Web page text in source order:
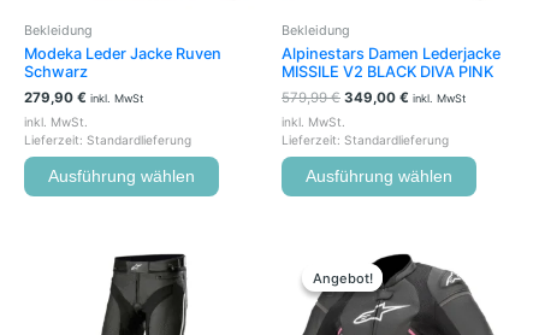
Bekleidung
Modeka Leder Jacke Ruven
Schwarz
279,90 € inkl. MwSt
inkl. MwSt.
Lieferzeit: Standardlieferung
Ausführung wählen
Produktseite
gewählt
Bekleidung
Alpinestars Damen Lederjacke
MISSILE V2 BLACK DIVA PINK
579,99€ 349,00 € inkl. MwSt
inkl. MwSt.
Lieferzeit: Standardlieferung
Ausführung wählen
gewählt
Angebot!
Angebot!
Ursprünglicher
Preis
war:
559,99 €
Aktueller
Preis
ist:
499,00 €.weist
mehrere